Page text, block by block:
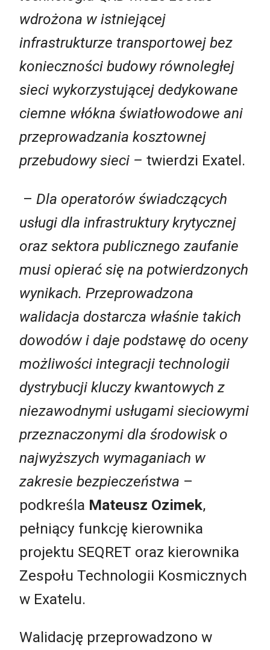
wdrożona w istniejącej
infrastrukturze transportowej bez
konieczności budowy równoległej
sieci wykorzystującej dedykowane
ciemne włókna światłowodowe ani
przeprowadzania kosztownej
przebudowy sieci – twierdzi Exatel.
– Dla operatorów świadczących
usługi dla infrastruktury krytycznej
oraz sektora publicznego zaufanie
musi opierać się na potwierdzonych
wynikach. Przeprowadzona
walidacja dostarcza właśnie takich
dowodów i daje podstawę do oceny
możliwości integracji technologii
dystrybucji kluczy kwantowych z
niezawodnymi usługami sieciowymi
przeznaczonymi dla środowisk o
najwyższych wymaganiach w
zakresie bezpieczeństwa –
podkreśla Mateusz Ozimek,
pełniący funkcję kierownika
projektu SEQRET oraz kierownika
Zespołu Technologii Kosmicznych
w Exatelu.
Walidację przeprowadzono w